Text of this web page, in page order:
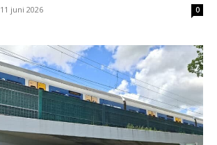
11 juni 2026 0